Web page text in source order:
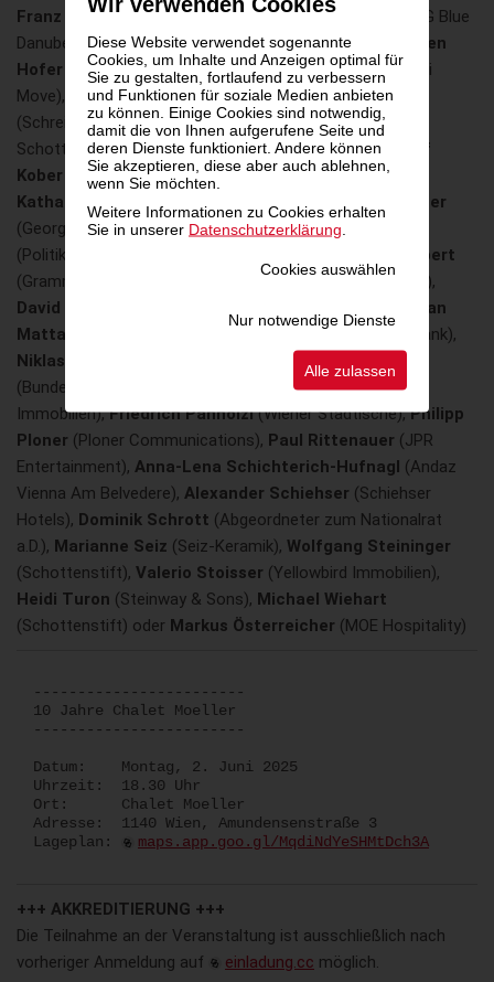
Diese Website verwendet sogenannte
Cookies, um Inhalte und Anzeigen optimal für
Sie zu gestalten, fortlaufend zu verbessern
und Funktionen für soziale Medien anbieten
zu können. Einige Cookies sind notwendig,
damit die von Ihnen aufgerufene Seite und
deren Dienste funktioniert. Andere können
Sie akzeptieren, diese aber auch ablehnen,
wenn Sie möchten.
Weitere Informationen zu Cookies erhalten
Sie in unserer Datenschutzerklärung
Cookies auswählen
Nur notwendige Dienste
Alle zulassen
Franz Fischer (Unternehmer), Wolfgang Fischer
(DDSG Blue
Danube),
Stefanie Hinterauer(Der Pragmaticus),
Jürgen
Hofer (Manstein zeitschriftenverlag),Heidi Hrusa(Heidi
Move),
Thomas Huber(Fuhrgassl-Huber), Poldi Huber
(Schreiberhaus),Stefan Jeitler(Forstverwaltung Stift
Schotten),Andrea Kdolsky(Bundesministerin a.D.),
Ralf
Kober (Springer & Jacoby),Sonja Krimshandl(Bene),
Katharina Krischke
(Leitbetriebe Austria),
Georg Leitner
(Georg Leitner Productions),Heimo Lepuschitz
(Politikberater),
Herbert Lippert
(Grammy-Preisträger),
Carmen Lunzer(ORF-Enterprise),
David Lutschinger
Christian
Mattasits
Anna Mayer
(Erste Bank),
Niklas Metzler
(Fechter Management), Cathy Nimni
(Bundeskanzleramt),
(O&O Prestige
Immobilien),Friedrich Panhölzl(Wiener Städtische),Philipp
Ploner (Ploner Communications), Paul Rittenauer (JPR
Entertainment), Anna-Lena Schichterich-Hufnagl (Andaz
Vienna Am Belvedere), Alexander Schiehser (Schiehser
Hotels), Dominik Schrott (Abgeordneter zum Nationalrat
a.D.), Marianne Seiz (Seiz-Keramik), Wolfgang Steininger
(Schottenstift), Valerio Stoisser (Yellowbird Immobilien),
Heidi Turon (Steinway & Sons), Michael Wiehart
(Schottenstift) oder Markus Österreicher (MOE Hospitality)
------------------------
10 Jahre Chalet Moeller
------------------------
Datum: Montag, 2. Juni 2025
Uhrzeit: 18.30 Uhr
Ort: Chalet Moeller
Adresse: 1140 Wien, Amundensenstraße 3
Lageplan:
maps.app.goo.gl/MqdiNdYeSHMtDch3A
+++ AKKREDITIERUNG +++
Die Teilnahme an der Veranstaltung ist ausschließlich nach
vorheriger Anmeldung auf
einladung.cc möglich.